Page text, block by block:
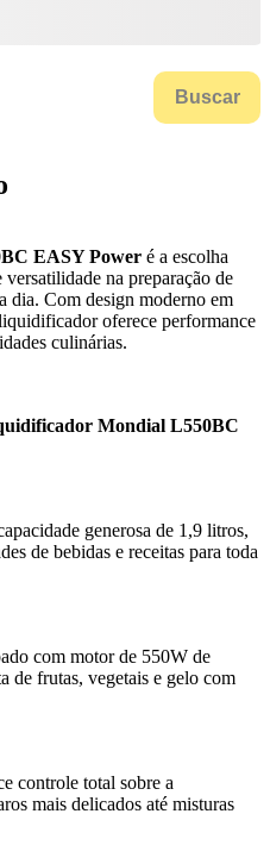
Buscar
EASY Power é a escolha
na preparação de
dia. Com design moderno em
oferece performance
culinárias.
Mondial L550BC
generosa de 1,9 litros,
de bebidas e receitas para toda
com motor de 550W de
de frutas, vegetais e gelo com
controle total sobre a
mais delicados até misturas